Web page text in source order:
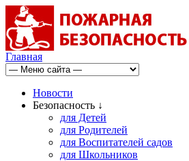
Главная
Новости
Безопасность ↓
для Детей
для Родителей
для Воспитателей садов
для Школьников